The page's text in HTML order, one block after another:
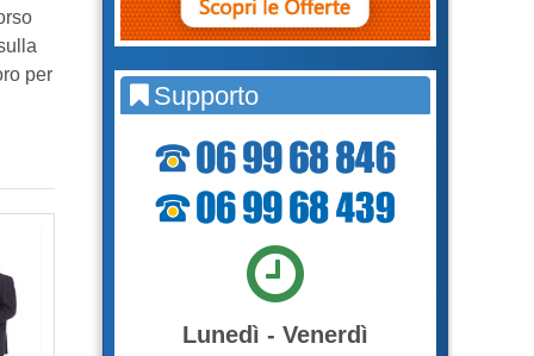
per
Supporto
Lunedì - Venerdì